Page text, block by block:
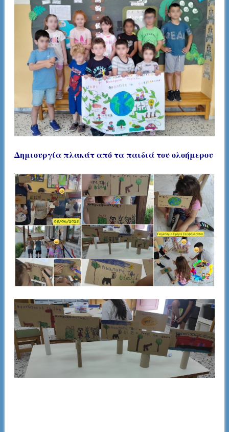
Δημιουργία πλακάτ από τα παιδιά του ολοήμερου